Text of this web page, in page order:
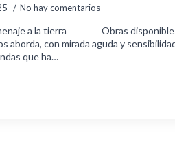
No hay comentarios
a la tierra Obras
aborda, con mirada aguda y
que ha…